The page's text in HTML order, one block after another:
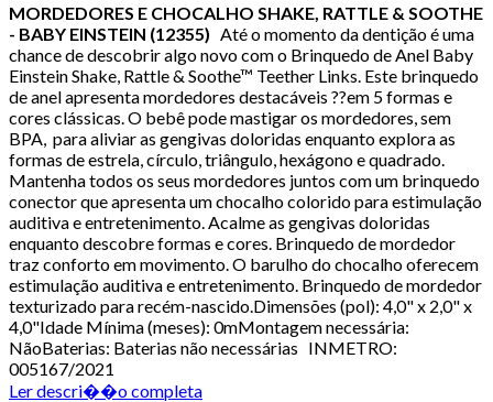
MORDEDORES E CHOCALHO SHAKE, RATTLE & SOOTHE
- BABY EINSTEIN (12355) Até o momento da dentição é uma
chance de descobrir algo novo com o Brinquedo de Anel Baby
Einstein Shake, Rattle & Soothe™ Teether Links. Este brinquedo
de anel apresenta mordedores destacáveis ??em 5 formas e
cores clássicas. O bebê pode mastigar os mordedores, sem
BPA, para aliviar as gengivas doloridas enquanto explora as
formas de estrela, círculo, triângulo, hexágono e quadrado.
Mantenha todos os seus mordedores juntos com um brinquedo
conector que apresenta um chocalho colorido para estimulação
auditiva e entretenimento. Acalme as gengivas doloridas
enquanto descobre formas e cores. Brinquedo de mordedor
traz conforto em movimento. O barulho do chocalho oferecem
estimulação auditiva e entretenimento. Brinquedo de mordedor
texturizado para recém-nascido.Dimensões (pol): 4,0" x 2,0" x
4,0"Idade Mínima (meses): 0mMontagem necessária:
NãoBaterias: Baterias não necessárias INMETRO:
005167/2021
Ler descri��o completa